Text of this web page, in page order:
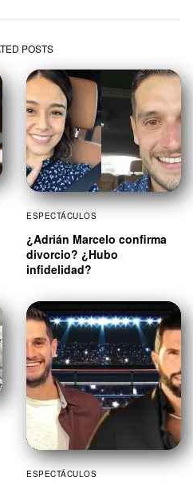
POSTS
ESPECTÁCULOS
¿Adrián Marcelo confirma
divorcio? ¿Hubo
infidelidad?
ESPECTÁCULOS